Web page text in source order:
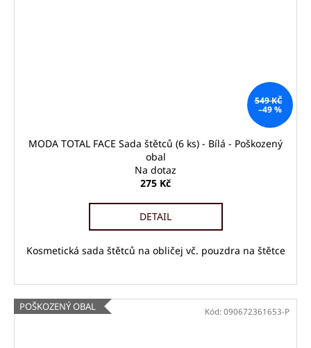
549 KČ
–49 %
MODA TOTAL FACE Sada štětců (6 ks) - Bílá - Poškozený
obal
Na dotaz
275 Kč
DETAIL
Kosmetická sada štětců na obličej vč. pouzdra na štětce
POŠKOZENÝ OBAL Kód: 090672361653-P